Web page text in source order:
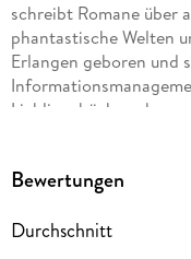
schreibt Romane über
phantastische Welten
Erlangen geboren und
Lieblingsbüchern
Wohnung einer
Bewertungen
Durchschnitt